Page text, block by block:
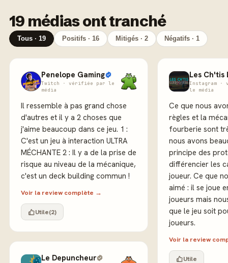
19 médias ont tranché
Tous · 19 Positifs · 16 Mitigés · 2 Négatifs · 1
Penelope Gaming
Twitch · vérifiée par le
média
Il ressemble à pas grand chose
d'autres et il y a 2 choses que
j'aime beaucoup dans ce jeu. 1 :
C'est un jeu à interaction ULTRA
MÉCHANTE 2 : Il y a de la prise de
risque au niveau de la mécanique,
c'est un deck building commun !
Voir la review complète →
Utile(2)
Le Depuncheur
Les Ch'tis
Instagram ·
le média
Ce que nous
règles et la
fourberie sont
nous avons
principe des
différencier les
joueur. Ce que
aimé : il se joue
joueurs mais
que le jeu soit
joueurs.
Voir la review
Utile